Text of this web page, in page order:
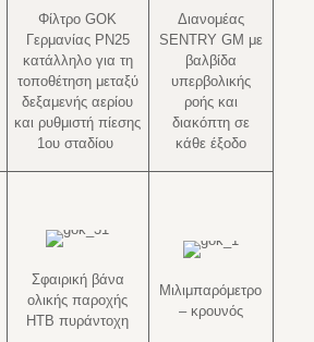
Φίλτρο GOK
Γερμανίας PN25
κατάλληλο για τη
τοποθέτηση μεταξύ
δεξαμενής αερίου
και ρυθμιστή πίεσης
1ου σταδίου
Διανομέας
SENTRY GM με
βαλβίδα
υπερβολικής
ροής και
διακόπτη σε
κάθε έξοδο
Σφαιρική βάνα
ολικής παροχής
HTB πυράντοχη
Μιλιμπαρόμετρο
– κρουνός